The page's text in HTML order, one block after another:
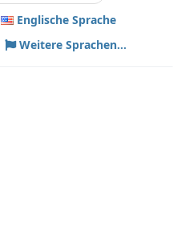
Englische Sprache
Weitere Sprachen...